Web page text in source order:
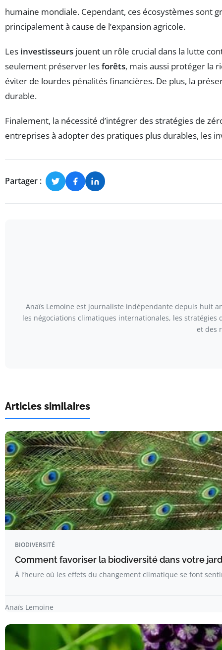
humaine mondiale. Cependant, ces écosystèmes sont
principalement à cause de l’expansion agricole.
Les investisseurs jouent un rôle crucial dans la lutte
seulement préserver lesforêts, mais aussi protéger la
éviter de lourdes pénalités financières. De plus, la
durable.
Finalement, la nécessité d’intégrer des stratégies de
entreprises à adopter des pratiques plus durables, les
Partager :
Anaïs Lemoine est journaliste indépendante depuis huit
les négociations climatiques internationales, les
et des
Articles similaires
BIODIVERSITÉ
Comment favoriser la biodiversité dans votre
À l’heure où les effets du changement climatique se font
Anaïs Lemoine